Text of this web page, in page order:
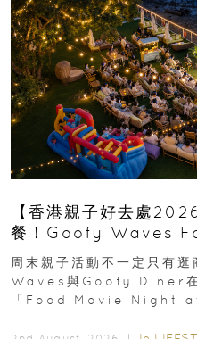
【香港親子好去處
餐！Goofy Waves
外影院逢週末登場
周末親子活動不一定只有
Waves與Goofy Diner在
「Food Movie Night